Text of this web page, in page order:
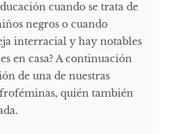
cuando se trata de
negros o cuando
interracial y hay notables
en casa? A continuación
de una de nuestras
quién también